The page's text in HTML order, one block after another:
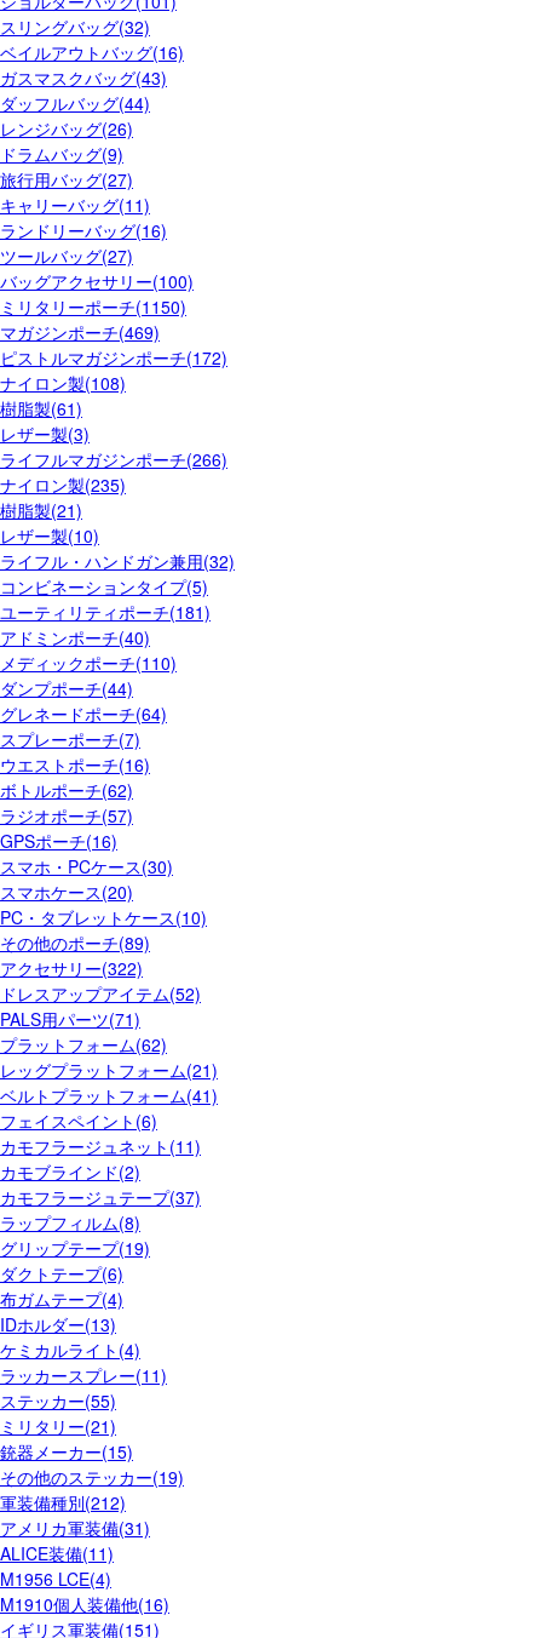
スリングバッグ(32)
ベイルアウトバッグ(16)
ガスマスクバッグ(43)
ダッフルバッグ(44)
レンジバッグ(26)
ドラムバッグ(9)
旅行用バッグ(27)
キャリーバッグ(11)
ランドリーバッグ(16)
ツールバッグ(27)
バッグアクセサリー(100)
ミリタリーポーチ(1150)
マガジンポーチ(469)
ピストルマガジンポーチ(172)
ナイロン製(108)
樹脂製(61)
レザー製(3)
ライフルマガジンポーチ(266)
ナイロン製(235)
樹脂製(21)
レザー製(10)
ライフル・ハンドガン兼用(32)
コンビネーションタイプ(5)
ユーティリティポーチ(181)
アドミンポーチ(40)
メディックポーチ(110)
ダンプポーチ(44)
グレネードポーチ(64)
スプレーポーチ(7)
ウエストポーチ(16)
ボトルポーチ(62)
ラジオポーチ(57)
GPSポーチ(16)
スマホ・PCケース(30)
スマホケース(20)
PC・タブレットケース(10)
その他のポーチ(89)
アクセサリー(322)
ドレスアップアイテム(52)
PALS用パーツ(71)
プラットフォーム(62)
レッグプラットフォーム(21)
ベルトプラットフォーム(41)
フェイスペイント(6)
カモフラージュネット(11)
カモブラインド(2)
カモフラージュテープ(37)
ラップフィルム(8)
グリップテープ(19)
ダクトテープ(6)
布ガムテープ(4)
IDホルダー(13)
ケミカルライト(4)
ラッカースプレー(11)
ステッカー(55)
ミリタリー(21)
銃器メーカー(15)
その他のステッカー(19)
軍装備種別(212)
アメリカ軍装備(31)
ALICE装備(11)
M1956 LCE(4)
M1910個人装備他(16)
イギリス軍装備(151)